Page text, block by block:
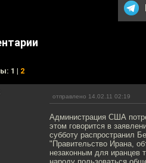
1 | 2
отправлено 14.02.11 02:19
Администрация США
этом говорится в
субботу распространил
"Правительство Ирана,
незаконным для иранцев